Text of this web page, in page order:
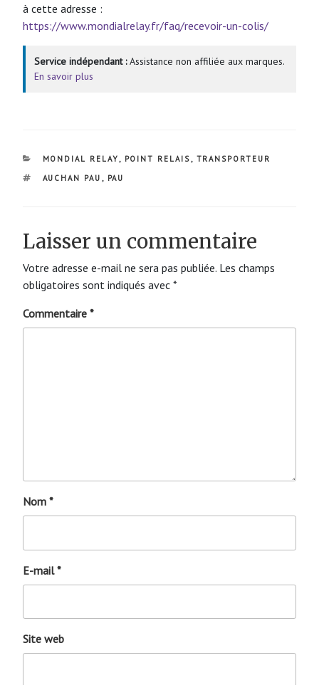
à cette adresse :
https://www.mondialrelay.fr/faq/recevoir-un-colis/
Service indépendant :Assistance non affiliée aux marques.
En savoir plus
CATÉGORIES
MONDIAL RELAY , POINT RELAIS , TRANSPORTEUR
ÉTIQUETTES
AUCHAN PAU , PAU
Laisser un commentaire
Votre adresse e-mail ne sera pas publiée. Les champs
obligatoires sont indiqués avec *
Commentaire *
Nom *
E-mail*
Site web